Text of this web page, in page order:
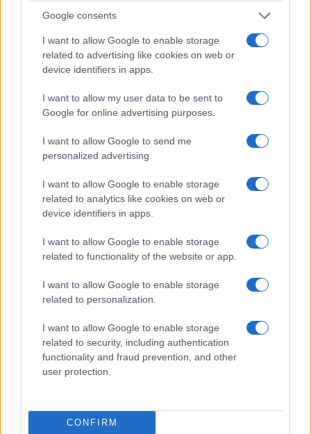
Google consents
I want to allow Google to enable storage
related to advertising like cookies on web or
device identifiers in apps.
I want to allow my user data to be sent to
Google for online advertising purposes.
I want to allow Google to send me
personalized advertising.
I want to allow Google to enable storage
related to analytics like cookies on web or
device identifiers in apps.
I want to allow Google to enable storage
related to functionality of the website or app.
I want to allow Google to enable storage
related to personalization.
I want to allow Google to enable storage
related to security, including authentication
functionality and fraud prevention, and other
user protection.
CONFIRM